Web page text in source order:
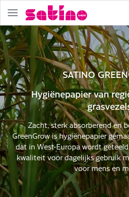
Navigatie
SATINO
Hygiënepapier van
Zacht, sterk absorberend en
GreenGrow is hygiënepapier
dat in West-Europa wordt
kwaliteit voor dagelijks gebruik
voor mens en